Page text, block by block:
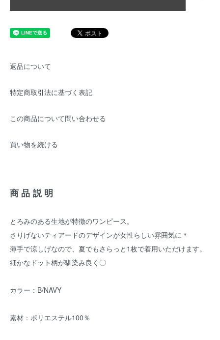
返品について
特定商取引法に基づく表記
この商品について問い合わせる
買い物を続ける
商品説明
とろみのある生地が特徴のワンピース。
さりげないティアードのデザインが女性らしい雰囲気に＊
薄手で涼しげなので、夏でもさらっと1枚で着用いただけます。
細かなドット柄が馴染み良く〇
カラー：B/NAVY
素材：ポリエステル100％